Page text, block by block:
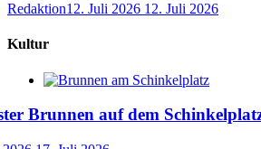
Redaktion12. Juli 2026 12. Juli 2026
Kultur
Brunnen auf dem